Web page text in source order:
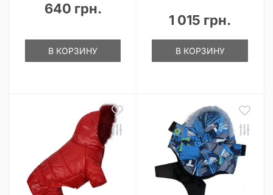
640 грн.
В КОРЗИНУ
1 015 грн.
В КОРЗИНУ